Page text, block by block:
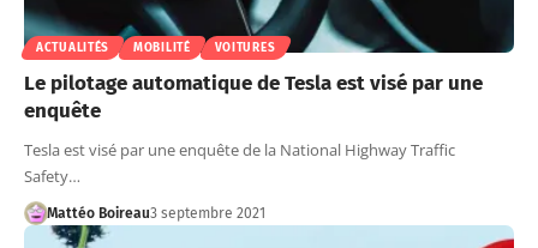
ACTUALITÉS MOBILITÉ VOITURES
Le pilotage automatique de Tesla est visé par une
enquête
Tesla est visé par une enquête de la National Highway Traffic
Safety…
Mattéo Boireau3 septembre 2021